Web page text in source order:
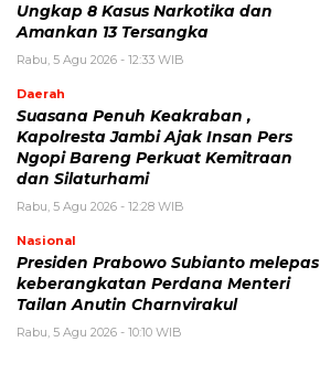
Ungkap 8 Kasus Narkotika dan
Amankan 13 Tersangka
Rabu, 5 Agu 2026 - 12:33 WIB
Daerah
Suasana Penuh Keakraban ,
Kapolresta Jambi Ajak Insan Pers
Ngopi Bareng Perkuat Kemitraan
dan Silaturhami
Rabu, 5 Agu 2026 - 12:28 WIB
Nasional
Presiden Prabowo Subianto melepas
keberangkatan Perdana Menteri
Tailan Anutin Charnvirakul
Rabu, 5 Agu 2026 - 10:10 WIB